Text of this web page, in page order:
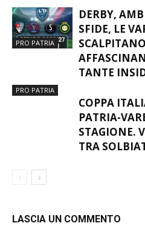
PRO PATRIA
DERBY,
SFIDE, LE
TANTE
PRO PATRIA
COPPA
PATRIA-
STAGIONE.
TRA
LASCIA UN COMMENTO